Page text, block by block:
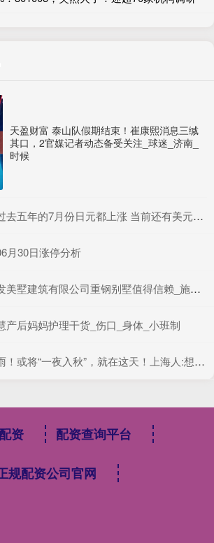
天盈财富 泰山队假期结束！崔康熙消息三缄
其口，2官媒记者动态备受关注_球迷_济南_
时候
年的7月份日元都上涨 当前还有美元疲弱的主旋律
月30日涨停分析
建筑有限公司重钢别墅值得信赖_施工_客户_专业
产后妈妈护理干货_伤口_身体_小班制
将“一夜入秋”，就在这天！上海人:想死你了！
资 配资查询平台
规配资公司官网